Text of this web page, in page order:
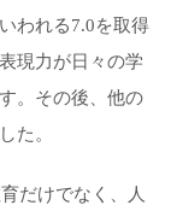
われる7.0を取得
現力が日々の学
。その後、他の
た。
だけでなく、人